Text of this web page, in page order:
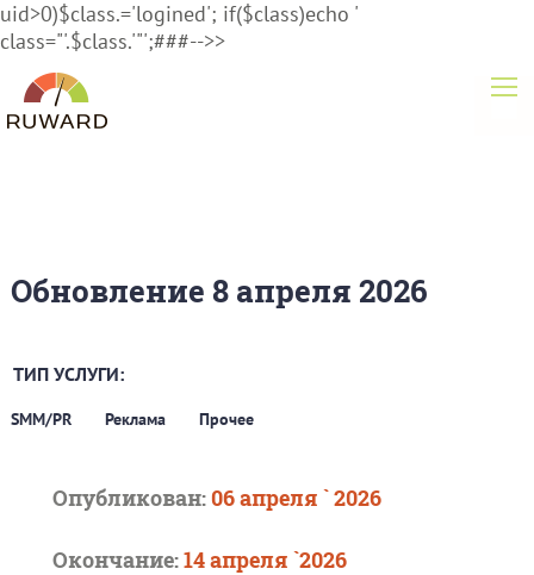
uid>0)$class.='logined'; if($class)echo '
class="'.$class.'"';###-->>
Обновление 8 апреля 2026
ТИП УСЛУГИ:
SMM/PR Реклама Прочее
Опубликован:06 апреля ` 2026
Окончание:14 апреля `2026